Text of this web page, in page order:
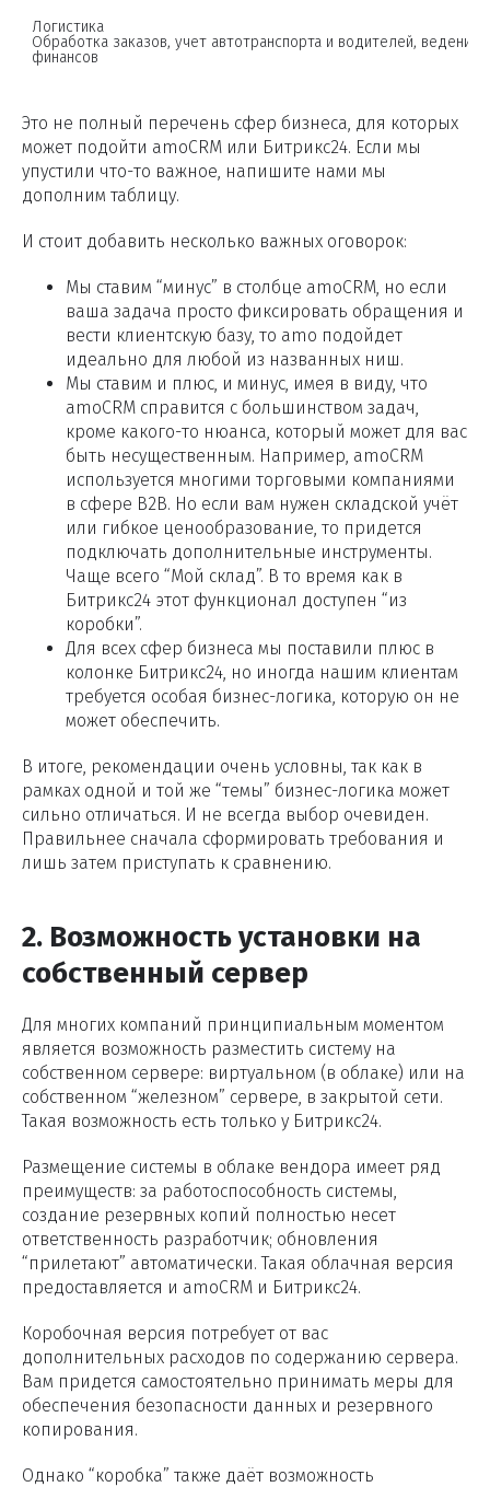
Логистика
Обработка заказов, учет автотранспорта и водителей, ведение
Это не полный перечень сфер бизнеса, для которых
может подойти amoCRM или Битрикс24. Если мы
упустили что-то важное, напишите нами мы
дополним таблицу.
И стоит добавить несколько важных оговорок:
Мы ставим “минус” в столбце amoCRM, но если
ваша задача просто фиксировать обращения и
вести клиентскую базу, то amo подойдет
идеально для любой из названных ниш.
Мы ставим и плюс, и минус, имея в виду, что
amoCRM справится с большинством задач,
кроме какого-то нюанса, который может для вас
быть несущественным. Например, amoCRM
используется многими торговыми компаниями
в сфере B2B. Но если вам нужен складской учёт
или гибкое ценообразование, то придется
подключать дополнительные инструменты.
Чаще всего “Мой склад”. В то время как в
Битрикс24 этот функционал доступен “из
коробки”.
Для всех сфер бизнеса мы поставили плюс в
колонке Битрикс24, но иногда нашим клиентам
требуется особая бизнес-логика, которую он не
может обеспечить.
В итоге, рекомендации очень условны, так как в
рамках одной и той же “темы” бизнес-логика может
сильно отличаться. И не всегда выбор очевиден.
Правильнее сначала сформировать требования и
лишь затем приступать к сравнению.
2. Возможность установки на
собственный сервер
Для многих компаний принципиальным моментом
является возможность разместить систему на
собственном сервере: виртуальном (в облаке) или на
собственном “железном” сервере, в закрытой сети.
Такая возможность есть только у Битрикс24.
Размещение системы в облаке вендора имеет ряд
преимуществ: за работоспособность системы,
создание резервных копий полностью несет
ответственность разработчик; обновления
“прилетают” автоматически. Такая облачная версия
предоставляется и amoCRM и Битрикс24.
Коробочная версия потребует от вас
дополнительных расходов по содержанию сервера.
Вам придется самостоятельно принимать меры для
обеспечения безопасности данных и резервного
копирования.
Однако “коробка” также даёт возможность